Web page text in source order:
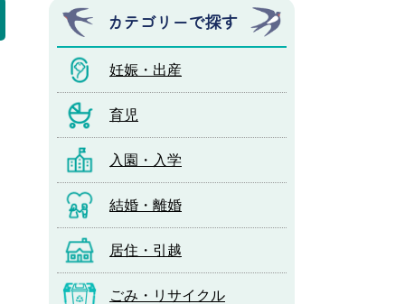
カテゴリーで探す
妊娠・出産
育児
入園・入学
結婚・離婚
居住・引越
ごみ・リサイクル